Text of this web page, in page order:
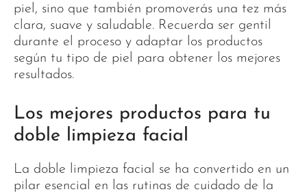
piel, sino que también promoverás una tez más
clara, suave y saludable. Recuerda ser gentil
durante el proceso y adaptar los productos
según tu tipo de piel para obtener los mejores
resultados.
Los mejores productos para tu
doble limpieza facial
La doble limpieza facial se ha convertido en un
pilar esencial en las rutinas de cuidado de la